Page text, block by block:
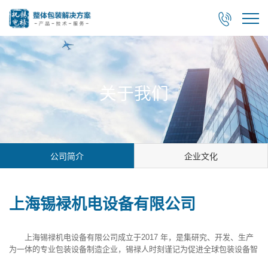

关于我们
公司简介 企业文化
上海锡䘵机电设备有限公司
上海锡禄机电设备有限公司成立于2017 年，是集研究、开发、生产
为一体的专业包装设备制造企业，锡禄人时刻谨记为促进全球包装设备智